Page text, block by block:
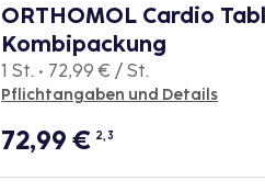
ORTHOMOL Cardio
Kombipackung
1 St. • 72,99 € / St.
Pflichtangaben und Details
72,99€ 2, 3